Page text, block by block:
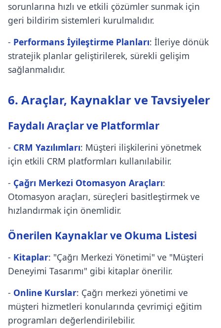
sorunlarına hızlı ve etkili çözümler sunmak için
geri bildirim sistemleri kurulmalıdır.
- Performans İyileştirme Planları: İleriye dönük
stratejik planlar geliştirilerek, sürekli gelişim
sağlanmalıdır.
6. Araçlar, Kaynaklar ve Tavsiyeler
Faydalı Araçlar ve Platformlar
- CRM Yazılımları: Müşteri ilişkilerini yönetmek
için etkili CRM platformları kullanılabilir.
- Çağrı Merkezi Otomasyon Araçları:
Otomasyon araçları, süreçleri basitleştirmek ve
hızlandırmak için önemlidir.
Önerilen Kaynaklar ve Okuma Listesi
- Kitaplar: "Çağrı Merkezi Yönetimi" ve "Müşteri
Deneyimi Tasarımı" gibi kitaplar önerilir.
- Online Kurslar: Çağrı merkezi yönetimi ve
müşteri hizmetleri konularında çevrimiçi eğitim
programları değerlendirilebilir.